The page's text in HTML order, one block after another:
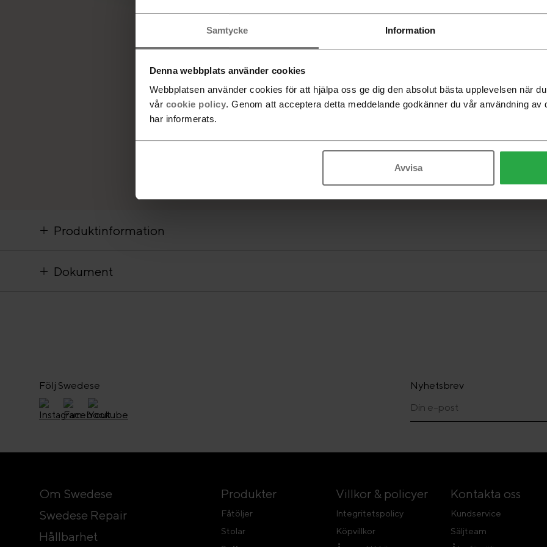
Samtycke Information
Denna webbplats använder cookies
Webbplatsen använder cookies för att hjälpa oss ge dig den absolut bästa upplevelsen när
vår cookie policy. Genom att acceptera detta meddelande godkänner du vår användning
har informerats.
Avvisa
Tärnsjö
Aluminium
Produktinformation
Dokument
Följ Swedese Nyhetsbrev
Om Swedese
Swedese Repair
Hållbarhet
Produkter
Fåtöljer
Stolar
Villkor & policyer
Integritetspolicy
Köpvillkor
Kontakta oss
Kundservice
Säljteam